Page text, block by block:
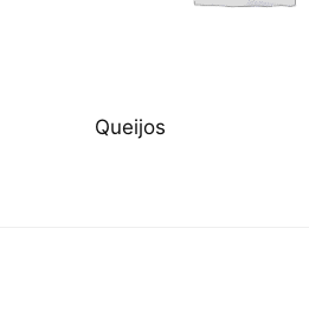
Queijos